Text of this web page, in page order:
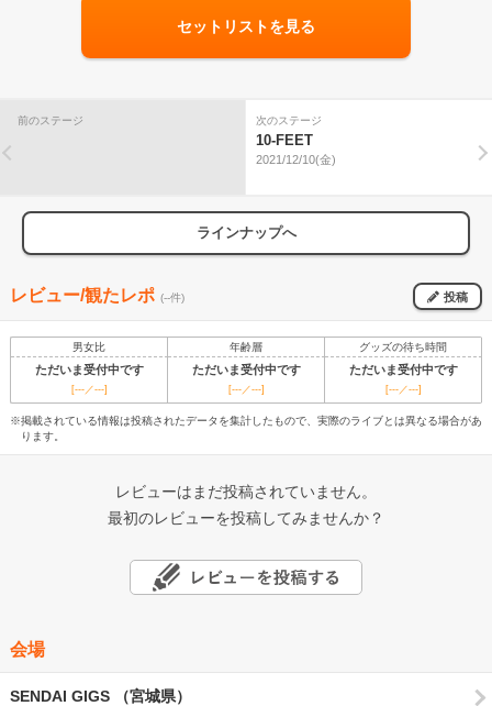
セットリストを見る
前のステージ 次のステージ
10-FEET
2021/12/10(金)
ラインナップへ
レビュー/観たレポ (--件) 投稿
男女比 年齢層 グッズの待ち時間
ただいま受付中です ただいま受付中です ただいま受付中です
[---／---] [---／---] [---／---]
※掲載されている情報は投稿されたデータを集計したもので、実際のライブとは異なる場合があ
ります。
レビューはまだ投稿されていません。
最初のレビューを投稿してみませんか？
会場
SENDAI GIGS （宮城県）